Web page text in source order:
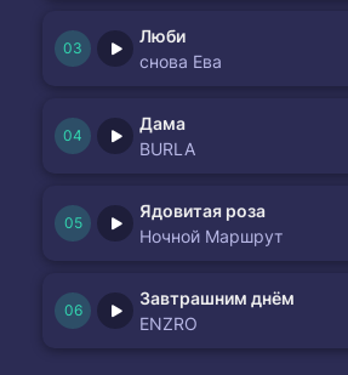
Люби
снова Ева
Дама
BURLA
Ядовитая роза
Ночной Маршрут
Завтрашним днём
ENZRO